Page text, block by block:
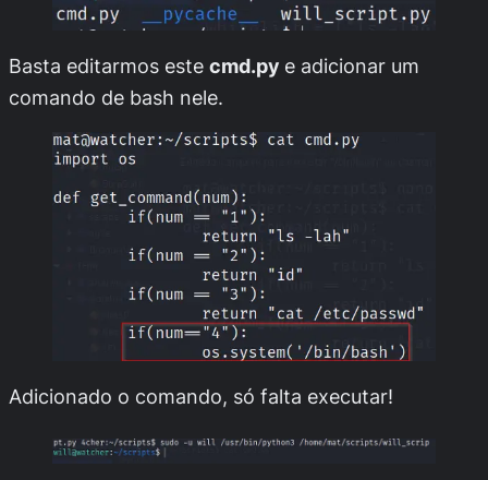
Basta editarmos este cmd.py e adicionar um
comando de bash nele.
Adicionado o comando, só falta executar!